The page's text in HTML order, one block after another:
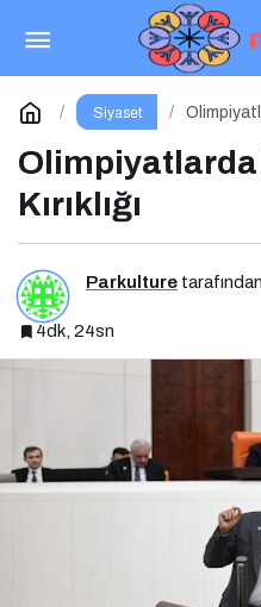
Siyaset
Olimpiyatlarda
Kırıklığı
Parkulture
4dk, 24sn
19 Mart:
Sivil Darbe
Yorum Yap